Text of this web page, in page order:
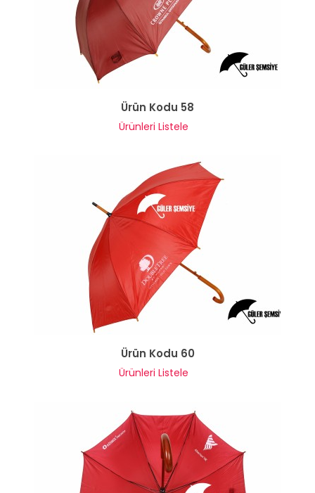
Ürün Kodu 58
Ürünleri Listele
Ürün Kodu 60
Ürünleri Listele